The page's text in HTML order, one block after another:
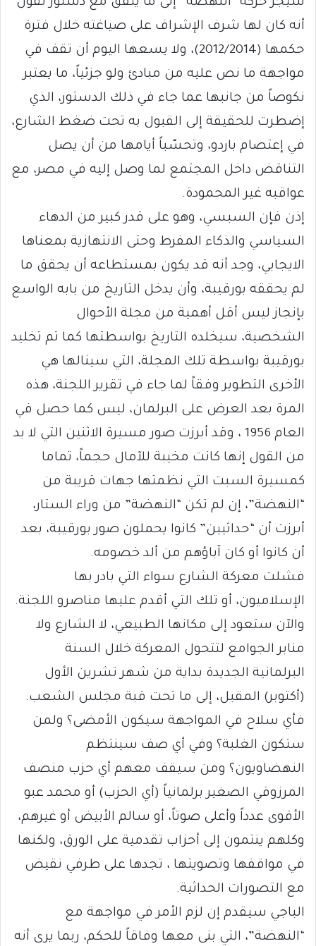
سيجر حركة “النهضة” إلى ما يتفق مع دستور تقول
أنه كان لها شرف الإشراف على صياغته خلال فترة
حكمها (2012/2014)، ولا يسعها اليوم أن تقف في
مواجهة ما نص عليه من مبادئ ولو جزئياً، ما يعتبر
نكوصاً من جانبها عما جاء في ذلك الدستور، الذي
إضطرت للحقيقة إلى القبول به تحت ضغط الشارع،
في إعتصام باردو، وتحسّباً أيامها من أن يصل
التناقض داخل المجتمع لما وصل إليه في مصر، مع
عواقبه غير المحمودة.
إذن فإن السبسي، وهو على قدر كبير من الدهاء
السياسي والذكاء المفرط وحتى الانتهازية بمعناها
الايجابي، وجد أنه قد يكون بمستطاعه أن يحقق ما
لم يحققه بورقيبة، وأن يدخل التاريخ من بابه الواسع
بإنجاز ليس أقل أهمية من مجلة الأحوال
الشخصية، سيخلده التاريخ بواسطتها كما تم تخليد
بورقيبة بواسطة تلك المجلة، التي سينالها هي
الأخرى التطوير وفقاً لما جاء في تقرير اللجنة، هذه
المرة بعد العرض على البرلمان، ليس كما حصل في
العام 1956 ، وقد أبرزت صور مسيرة الاثنين التي لا بد
من القول إنها كانت مخيبة للآمال حجماً، تماما
كمسيرة السبت التي نظمتها جهات قريبة من
“النهضة”، إن لم تكن “النهضة” من وراء الستار،
أبرزت أن “حداثيين” كانوا يحملون صور بورقيبة، بعد
أن كانوا أو كان آباؤهم من ألد خصومه.
فشلت معركة الشارع سواء التي بادر بها
الإسلاميون، أو تلك التي أقدم عليها مناصرو اللجنة.
والآن ستعود إلى مكانها الطبيعي، لا الشارع ولا
منابر الجوامع لتتحول المعركة خلال السنة
البرلمانية الجديدة بداية من شهر تشرين الأول
(أكتوبر) المقبل، إلى ما تحت قبة مجلس الشعب.
فأي سلاح في المواجهة سيكون الأمضى؟ ولمن
ستكون الغلبة؟ وفي أي صف سينتظم
النهضاويون؟ ومن سيقف معهم أي حزب منصف
المرزوقي الصغير برلمانياً (أي الحزب) أو محمد عبو
الأقوى عدداً وأعلى صوتاً، أو سالم الأبيض أو غيرهم،
وكلهم ينتمون إلى أحزاب تقدمية على الورق، ولكنها
في مواقفها وتصويتها ، تجدها على طرفي نقيض
مع التصورات الحداثية.
الباجي سيقدم إن لزم الأمر في مواجهة مع
“النهضة”، التي بنى معها وفاقاً للحكم، ربما يرى أنه